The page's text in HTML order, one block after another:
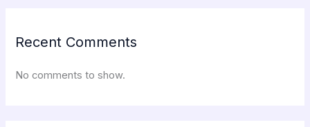
Recent Comments
No comments to show.